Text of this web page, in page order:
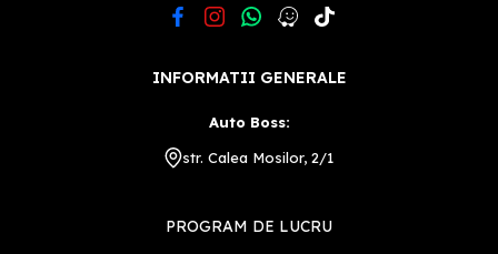
INFORMATII GENERALE
Auto Boss:
str. Calea Mosilor, 2/1
PROGRAM DE LUCRU